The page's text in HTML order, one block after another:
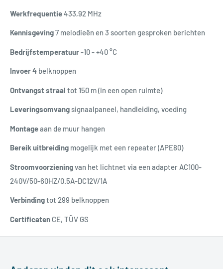
Werkfrequentie433,92 MHz
Kennisgeving7 melodieën en 3 soorten gesproken berichten
Bedrijfstemperatuur-10 - +40 °C
Invoer 4 belknoppen
Ontvangst straal tot 150 m (in een open ruimte)
Leveringsomvangsignaalpaneel, handleiding, voeding
Montageaan de muur hangen
Bereik uitbreiding mogelijk met een repeater (APE80)
Stroomvoorzieningvan het lichtnet via een adapter AC100-
240V/50-60HZ/0.5A-DC12V/1A
Verbindingtot 299 belknoppen
Certificaten CE, TÜV GS